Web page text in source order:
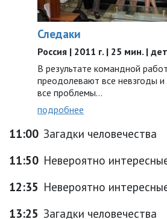
Следаки
Россия | 2011 г. | 25 мин. |
В результате командной
преодолевают все невзгоды
все проблемы…
подробнее
11:00 Загадки человечества
11:50 Невероятно
12:35 Невероятно
13:25 Загадки человечества